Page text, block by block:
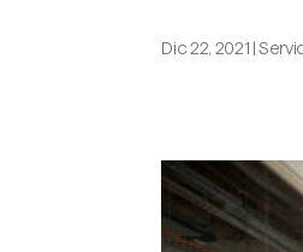
Dic 22, 2021 |